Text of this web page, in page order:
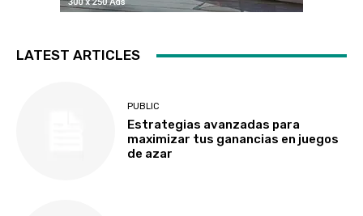
LATEST ARTICLES
PUBLIC
Estrategias avanzadas para
maximizar tus ganancias en juegos
de azar